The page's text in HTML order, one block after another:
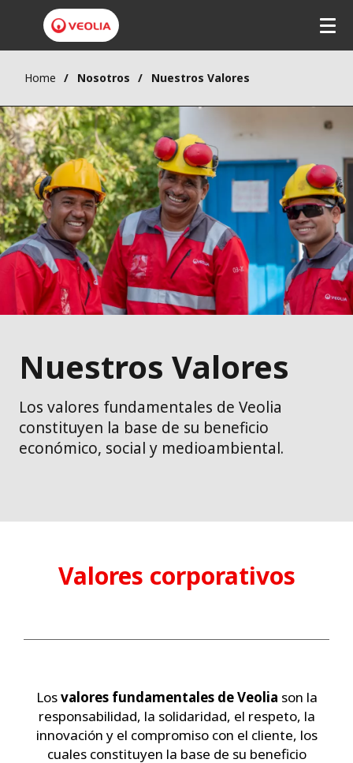
Home Nosotros Nuestros Valores
Nuestros Valores
Los valores fundamentales de Veolia
constituyen la base de su beneficio
económico, social y medioambiental.
Valores corporativos
Losvalores fundamentales de Veolia son la
responsabilidad, la solidaridad, el respeto, la
innovación y el compromiso con el cliente, los
cuales constituyen la base de su beneficio